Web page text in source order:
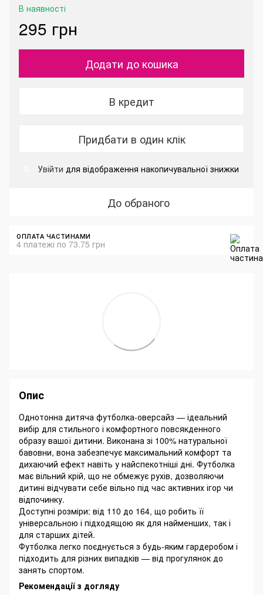
В наявності
295 грн
Додати до кошика
В кредит
Придбати в один клік
Увійти для відображення накопичувальної знижки
До обраного
ОПЛАТА ЧАСТИНАМИ
4 платежі по 73.75 грн
Опис
Однотонна дитяча футболка-оверсайз — ідеальний
вибір для стильного і комфортного повсякденного
образу вашої дитини. Виконана зі 100% натуральної
бавовни, вона забезпечує максимальний комфорт та
дихаючий ефект навіть у найспекотніші дні. Футболка
має вільний крій, що не обмежує рухів, дозволяючи
дитині відчувати себе вільно під час активних ігор чи
відпочинку.
Доступні розміри: від 110 до 164, що робить її
універсальною і підходящою як для найменших, так і
для старших дітей.
Футболка легко поєднується з будь-яким гардеробом і
підходить для різних випадків — від прогулянок до
занять спортом.
Рекомендації з догляду